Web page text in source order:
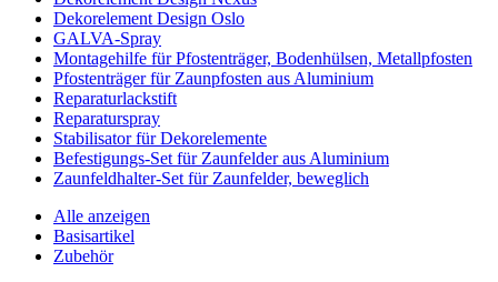
Dekorelement Design Oslo
GALVA-Spray
Montagehilfe für Pfostenträger, Bodenhülsen, Metallpfosten
Pfostenträger für Zaunpfosten aus Aluminium
Reparaturlackstift
Reparaturspray
Stabilisator für Dekorelemente
Befestigungs-Set für Zaunfelder aus Aluminium
Zaunfeldhalter-Set für Zaunfelder, beweglich
Alle anzeigen
Basisartikel
Zubehör